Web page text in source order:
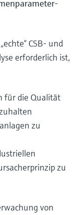
CSB- und
erforderlich ist,
für die Qualität
zu
zu
von